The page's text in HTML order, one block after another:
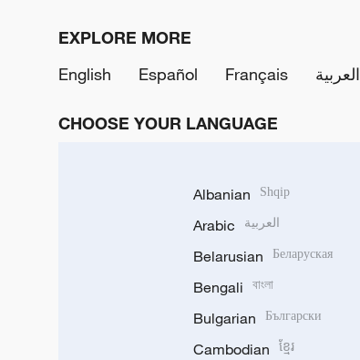
EXPLORE MORE
English
Español Français العربية
CHOOSE YOUR LANGUAGE
Albanian Shqip
Arabic العربية
Belarusian Беларуская
Bengali বাংলা
Bulgarian Български
Cambodian ខ្មែរ